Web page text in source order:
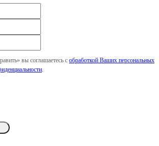
вы соглашаетесь с обработкой Ваших персональных
.